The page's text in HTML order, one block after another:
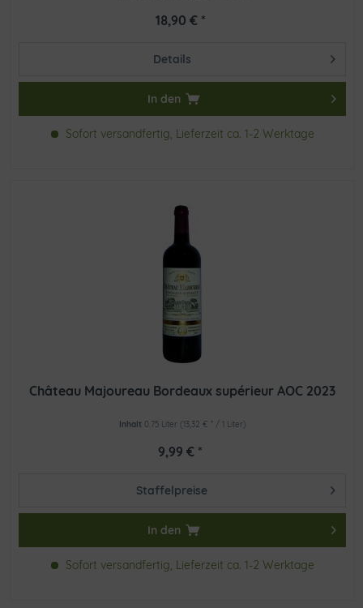
18,90 € *
Details
In den
Sofort versandfertig, Lieferzeit ca. 1-2 Werktage
Château Majoureau Bordeaux supérieur AOC 2023
Inhalt 0.75 Liter (13,32 € * / 1 Liter)
9,99 € *
Staffelpreise
In den
Sofort versandfertig, Lieferzeit ca. 1-2 Werktage